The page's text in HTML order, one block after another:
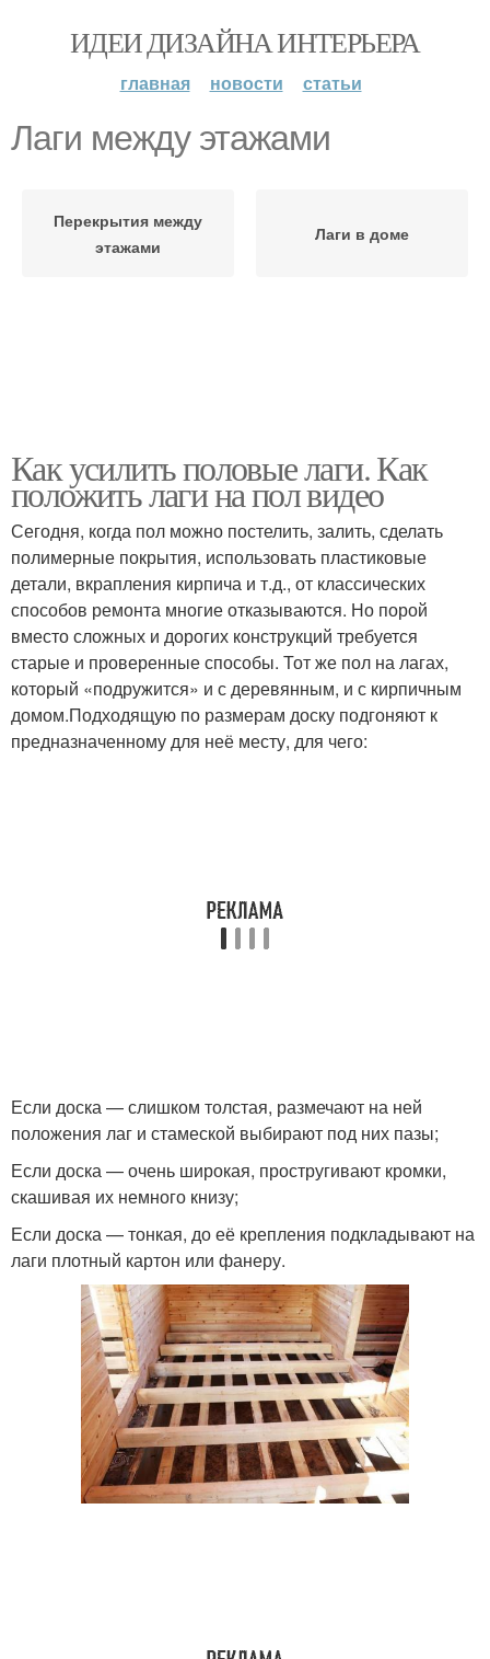
ИДЕИ ДИЗАЙНА ИНТЕРЬЕРА
главная новости статьи
Лаги между этажами
Перекрытия между
этажами
Лаги в доме
Как усилить половые лаги. Как
положить лаги на пол видео
Сегодня, когда пол можно постелить, залить, сделать
полимерные покрытия, использовать пластиковые
детали, вкрапления кирпича и т.д., от классических
способов ремонта многие отказываются. Но порой
вместо сложных и дорогих конструкций требуется
старые и проверенные способы. Тот же пол на лагах,
который «подружится» и с деревянным, и с кирпичным
домом.Подходящую по размерам доску подгоняют к
предназначенному для неё месту, для чего:
Если доска — слишком толстая, размечают на ней
положения лаг и стамеской выбирают под них пазы;
Если доска — очень широкая, простругивают кромки,
скашивая их немного книзу;
Если доска — тонкая, до её крепления подкладывают на
лаги плотный картон или фанеру.